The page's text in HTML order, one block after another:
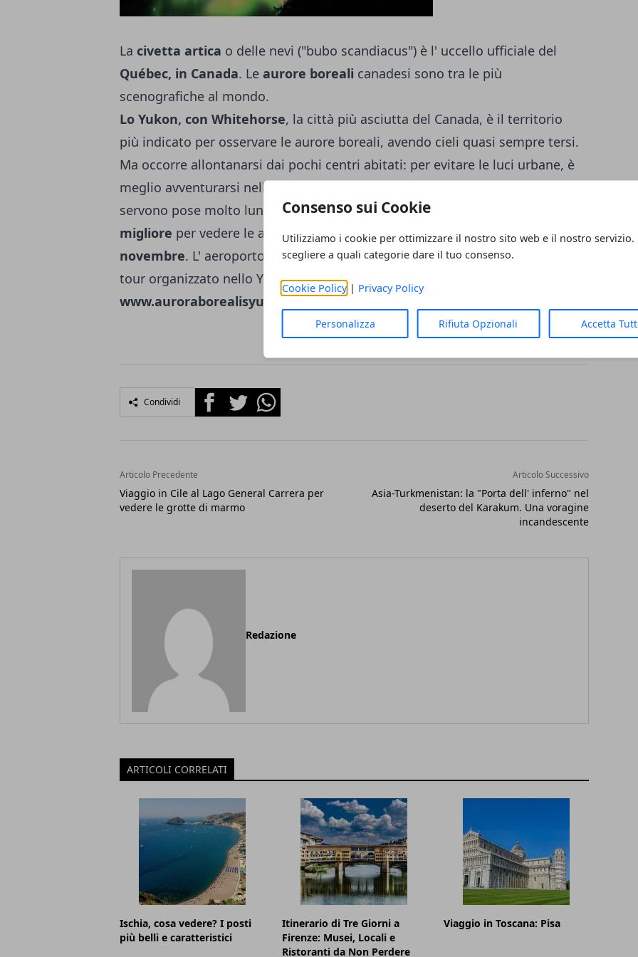
Consenso sui Cookie
Utilizziamo i cookie per ottimizzare il nostro sito web e il nostro servizio.
scegliere a quali categorie dare il tuo consenso.
Cookie Policy| Privacy Policy
Personalizza Rifiuta Opzionali Accetta
La civetta artica o delle nevi ("bubo scandiacus") è l' uccello ufficiale del
Québec, in Canada. Le aurore boreali canadesi sono tra le più
scenografiche al mondo.
Lo Yukon, con Whitehorse, la città più asciutta del Canada, è il territorio
più indicato per osservare le aurore boreali, avendo cieli quasi sempre tersi.
Ma occorre allontanarsi dai pochi centri abitati: per evitare le luci urbane, è
meglio avventurarsi nelle terre libere. Per fotografare l' aurora boreale
servono pose molto lunghe ed è bene portarsi un treppiede.
migliore per vedere le aurore boreali canadesi vada ottobre a fine
novembre. L' aeroporto più vicino è proprio il Whitehorse Airport. Per un
tour organizzato nello Yukon, consultate il sito internet
www.auroraborealisyukon.com
Condividi FacebookTwitterWhatsapp
Articolo Precedente
Viaggio in Cile al Lago General Carrera per
vedere le grotte di marmo
Articolo Successivo
Asia-Turkmenistan: la "Porta dell' inferno" nel
deserto del Karakum. Una voragine
incandescente
Redazione
ARTICOLI CORRELATI
Ischia, cosa vedere? I posti
più belli e caratteristici
Itinerario di Tre Giorni a
Firenze: Musei, Locali e
Ristoranti da Non Perdere
Viaggio in Toscana: Pisa